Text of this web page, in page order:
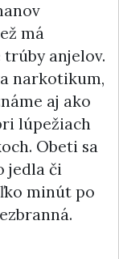
má
anjelov.
narkotikum,
aj ako
lúpežiach
Obeti sa
jedla či
minút po